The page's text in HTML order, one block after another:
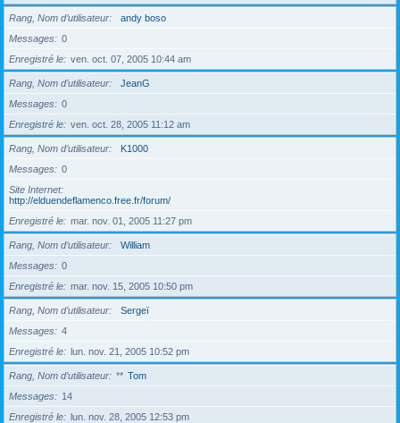
Rang, Nom d’utilisateur
andy boso
Messages
0
Enregistré le
ven. oct. 07, 2005 10:44 am
Rang, Nom d’utilisateur
JeanG
Messages
0
Enregistré le
ven. oct. 28, 2005 11:12 am
Rang, Nom d’utilisateur
K1000
Messages
0
Site Internet
http://elduendeflamenco.free.fr/forum/
Enregistré le
mar. nov. 01, 2005 11:27 pm
Rang, Nom d’utilisateur
William
Messages
0
Enregistré le
mar. nov. 15, 2005 10:50 pm
Rang, Nom d’utilisateur
Sergeï
Messages
4
Enregistré le
lun. nov. 21, 2005 10:52 pm
Rang, Nom d’utilisateur ** Tom
Messages
14
Enregistré le
lun. nov. 28, 2005 12:53 pm